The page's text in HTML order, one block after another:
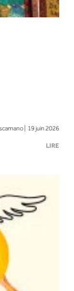
| 19 juin 2026
LIRE